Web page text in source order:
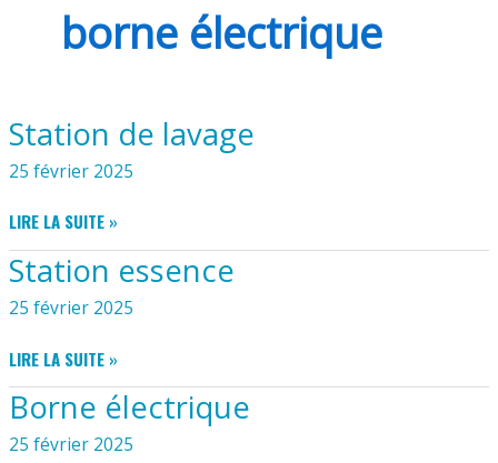
borne électrique
Station de lavage
25 février 2025
STATION
DE
LAVAGE
LIRE LA SUITE »
Station essence
25 février 2025
STATION
ESSENCE
LIRE LA SUITE »
Borne électrique
25 février 2025